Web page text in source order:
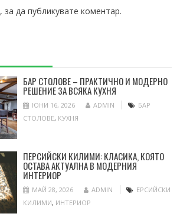
, за да публикувате коментар.
БАР СТОЛОВЕ – ПРАКТИЧНО И МОДЕРНО
РЕШЕНИЕ ЗА ВСЯКА КУХНЯ
ЮНИ 16, 2026 ADMIN
БАР
СТОЛОВЕ, КУХНЯ
ПЕРСИЙСКИ КИЛИМИ: КЛАСИКА, КОЯТО
ОСТАВА АКТУАЛНА В МОДЕРНИЯ
ИНТЕРИОР
МАЙ 28, 2026 ADMIN
ЕРСИЙСКИ
КИЛИМИ, ИНТЕРИОР